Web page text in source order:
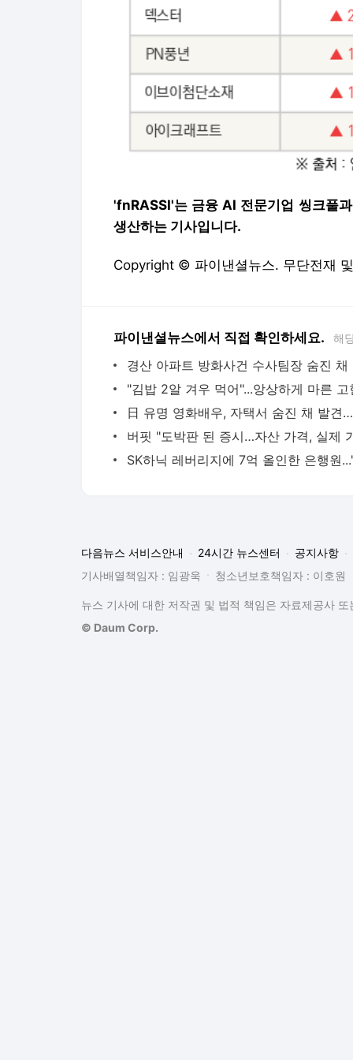
'fnRASSI'는 금융 AI 전문기업 씽크풀
생산하는 기사입니다.
Copyright © 파이낸셜뉴스. 무단전재
파이낸셜뉴스에서 직접 확인하세요. 해
다음뉴스 서비스안내 24시간 뉴스센터
공지사항
기사배열책임자 : 임광욱
청소년보호책임자 : 이호원
뉴스 기사에 대한 저작권 및 법적 책임은 자료제공사
© Daum Corp.